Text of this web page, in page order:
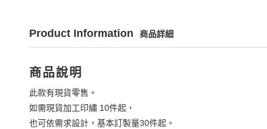
Product Information 商品詳細
商品說明
此款有現貨零售。
如需現貨加工印繡 10件起，
也可依需求設計，基本訂製量30件起。